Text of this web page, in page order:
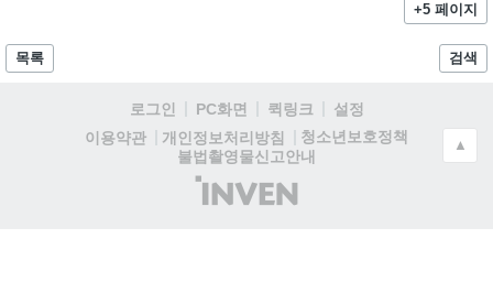
+5 페이지
목록 검색
로그인 PC화면 퀵링크
설정
이용약관
개인정보처리방침
청소년보호정책
불법촬영물신고안내
(주)
인
▲